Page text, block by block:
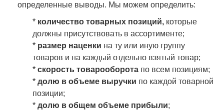
определенные выводы. Мы можем определить:
* количество товарных позиций, которые
должны присутствовать в ассортименте;
* размер наценки на ту или иную группу
товаров и на каждый отдельно взятый товар;
* скорость товарооборота по всем позициям;
* долю в объеме выручки по каждой товарной
позиции;
* долю в общем объеме прибыли;